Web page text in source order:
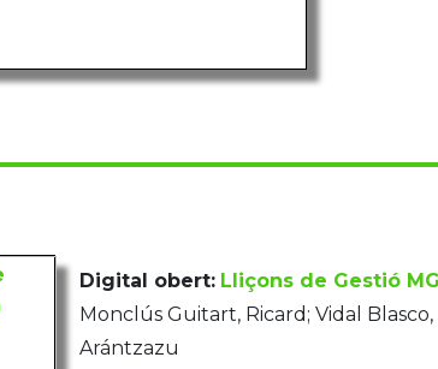
Digital obert: Lliçons de Gestió
Monclús Guitart, Ricard; Vidal Blasco,
Arántzazu